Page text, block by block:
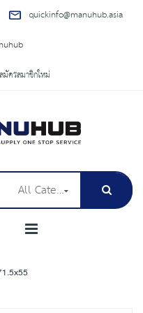
quickinfo@manuhub.asia
สมัครสมาชิกใหม่
All Categories